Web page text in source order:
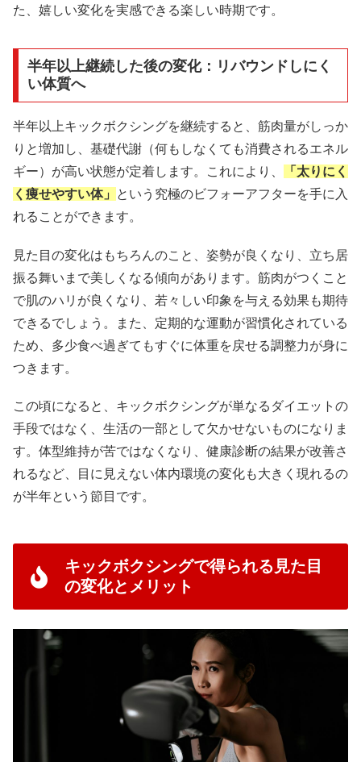
た、嬉しい変化を実感できる楽しい時期です。
半年以上継続した後の変化：リバウンドしにく
い体質へ
半年以上キックボクシングを継続すると、筋肉量がしっか
りと増加し、基礎代謝（何もしなくても消費されるエネル
ギー）が高い状態が定着します。これにより、
「太りにく
く痩せやすい体」
という究極のビフォーアフターを手に入
れることができます。
見た目の変化はもちろんのこと、姿勢が良くなり、立ち居
振る舞いまで美しくなる傾向があります。筋肉がつくこと
で肌のハリが良くなり、若々しい印象を与える効果も期待
できるでしょう。また、定期的な運動が習慣化されている
ため、多少食べ過ぎてもすぐに体重を戻せる調整力が身に
つきます。
この頃になると、キックボクシングが単なるダイエットの
手段ではなく、生活の一部として欠かせないものになりま
す。体型維持が苦ではなくなり、健康診断の結果が改善さ
れるなど、目に見えない体内環境の変化も大きく現れるの
が半年という節目です。
キックボクシングで得られる見た目
の変化とメリット